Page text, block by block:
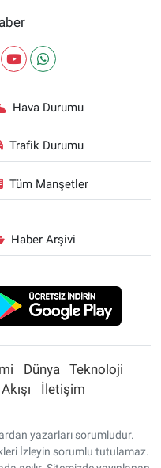
Hava Durumu
Trafik Durumu
Tüm Manşetler
Haber Arşivi
Dünya
Teknoloji
İletişim
yazarları sorumludur.
İzleyin sorumlu tutulamaz.